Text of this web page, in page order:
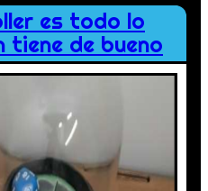
es todo lo
tiene de bueno